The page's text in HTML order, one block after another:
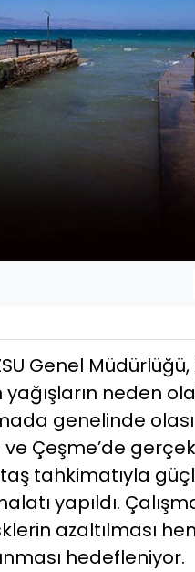
Genel
neden
genelinde
ve Çeşme’de
tahkimatıyla
yapıldı.
azaltılması
hedefleniyor.